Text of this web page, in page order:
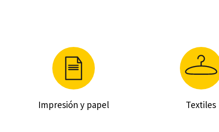
Impresión y papel Textiles